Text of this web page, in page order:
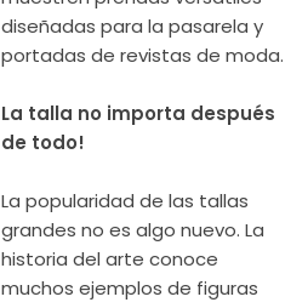
diseñadas para la pasarela y
portadas de revistas de moda.
La talla no importa después
de todo!
La popularidad de las tallas
grandes no es algo nuevo. La
historia del arte conoce
muchos ejemplos de figuras